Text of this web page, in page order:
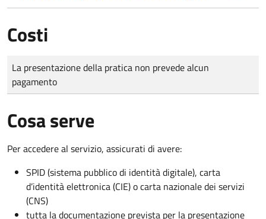
Costi
Tipo di pagamento
Importo
La presentazione della pratica non prevede alcun
pagamento
Cosa serve
Per accedere al servizio, assicurati di avere:
SPID (sistema pubblico di identità digitale), carta
d’identità elettronica (CIE) o carta nazionale dei servizi
(CNS)
tutta la documentazione prevista per la presentazione